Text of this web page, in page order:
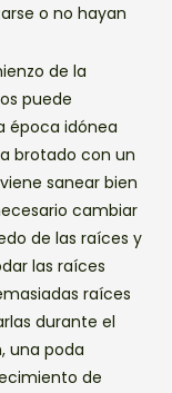
o no hayan
de la
puede
época idónea
brotado con un
sanear bien
cambiar
de las raíces y
las raíces
raíces
durante el
una poda
de